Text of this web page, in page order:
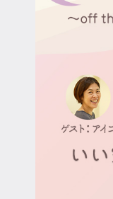
会員規約に
特定商取引
プライバシ